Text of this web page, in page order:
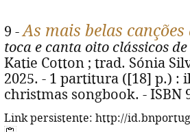
9 -As mais belas
toca e canta oito clássicos
Katie Cotton ; trad. Sónia
2025. - 1 partitura ([18] p.) :
christmas songbook. - ISBN
Link persistente: http://